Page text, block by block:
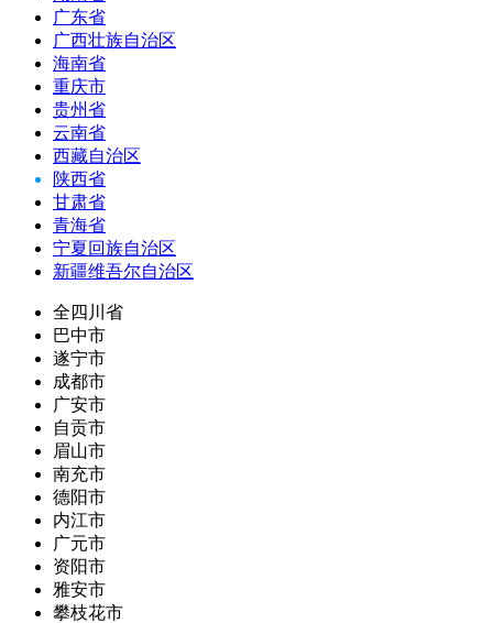
广东省
广西壮族自治区
海南省
重庆市
贵州省
云南省
西藏自治区
陕西省
甘肃省
青海省
宁夏回族自治区
新疆维吾尔自治区
全四川省
巴中市
遂宁市
成都市
广安市
自贡市
眉山市
南充市
德阳市
内江市
广元市
资阳市
雅安市
攀枝花市